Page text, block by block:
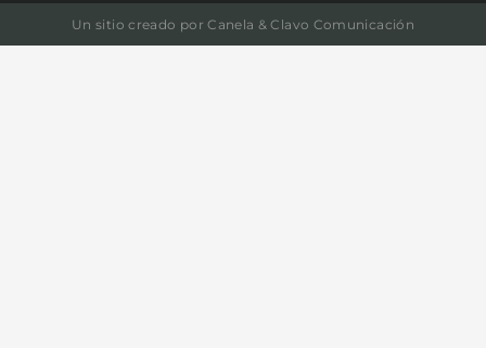
Un sitio creado porCanela & Clavo Comunicación